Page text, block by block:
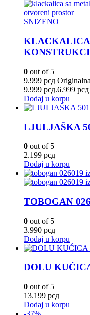
SNIZENO
0 out of 5
9.999рсд
9.999 рсд.6.999 рсд
Dodaj u korpu
LJULJAŠKA
0 out of 5
2.199 рсд
Dodaj u korpu
TOBOGAN
0 out of 5
3.990 рсд
Dodaj u korpu
DOLU
0 out of 5
13.199 рсд
Dodaj u korpu